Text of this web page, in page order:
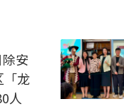
安
「龙
人